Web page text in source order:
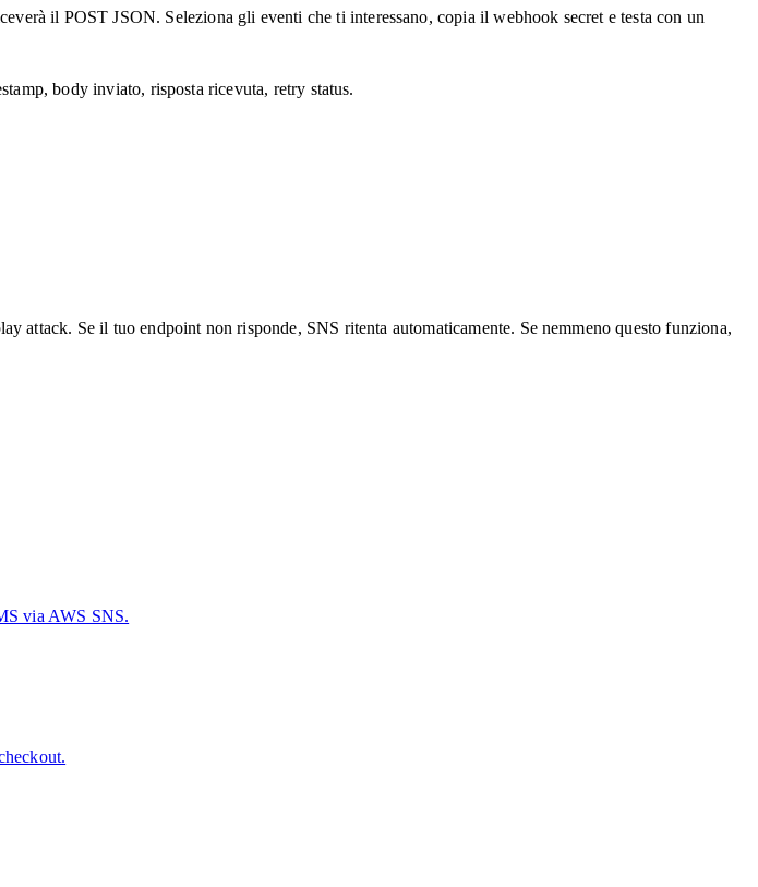
il POST JSON. Seleziona gli eventi che ti interessano, copia il webhook secret e testa con un
body inviato, risposta ricevuta, retry status.
Se il tuo endpoint non risponde, SNS ritenta automaticamente. Se nemmeno questo funziona,
via AWS SNS.